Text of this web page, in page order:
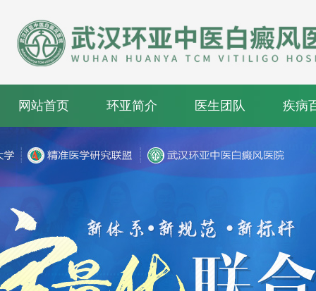
网站首页 环亚简介 医生团队 疾病